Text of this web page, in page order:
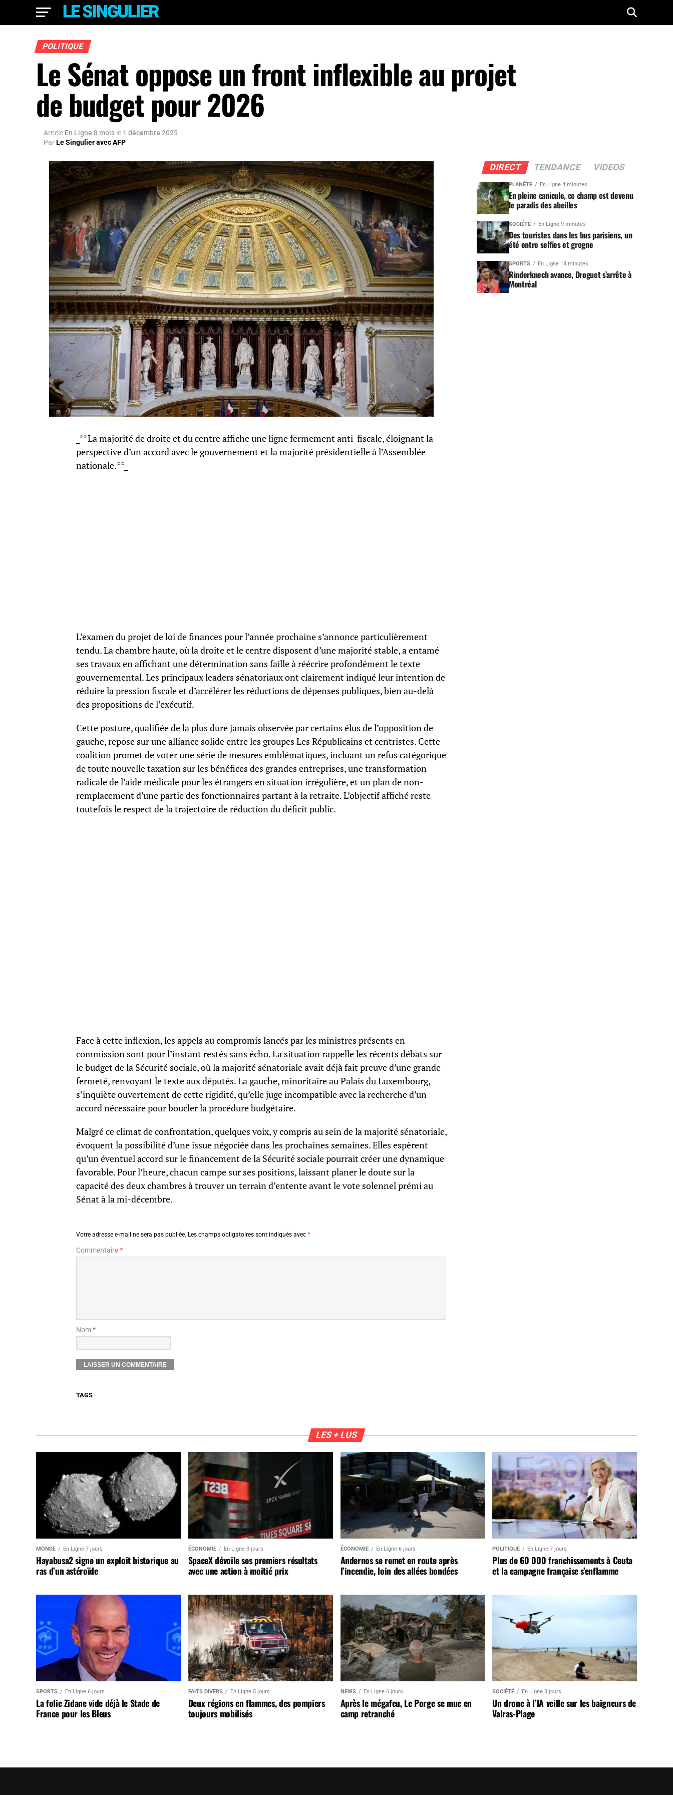
POLITIQUE
Le Sénat oppose un front inflexible au projet
de budget pour 2026
Article En Ligne 8 mois le 1 décembre 2025
ParLe Singulier avec AFP
_**La majorité de droite et du centre affiche une ligne fermement anti-fiscale, éloignant la
perspective d’un accord avec le gouvernement et la majorité présidentielle à l’Assemblée
nationale.**_
L’examen du projet de loi de finances pour l’année prochaine s’annonce particulièrement
tendu. La chambre haute, où la droite et le centre disposent d’une majorité stable, a entamé
ses travaux en affichant une détermination sans faille à réécrire profondément le texte
gouvernemental. Les principaux leaders sénatoriaux ont clairement indiqué leur intention de
réduire la pression fiscale et d’accélérer les réductions de dépenses publiques, bien au-delà
des propositions de l’exécutif.
Cette posture, qualifiée de la plus dure jamais observée par certains élus de l’opposition de
gauche, repose sur une alliance solide entre les groupes Les Républicains et centristes. Cette
coalition promet de voter une série de mesures emblématiques, incluant un refus catégorique
de toute nouvelle taxation sur les bénéfices des grandes entreprises, une transformation
radicale de l’aide médicale pour les étrangers en situation irrégulière, et un plan de non-
remplacement d’une partie des fonctionnaires partant à la retraite. L’objectif affiché reste
toutefois le respect de la trajectoire de réduction du déficit public.
Face à cette inflexion, les appels au compromis lancés par les ministres présents en
commission sont pour l’instant restés sans écho. La situation rappelle les récents débats sur
le budget de la Sécurité sociale, où la majorité sénatoriale avait déjà fait preuve d’une grande
fermeté, renvoyant le texte aux députés. La gauche, minoritaire au Palais du Luxembourg,
s’inquiète ouvertement de cette rigidité, qu’elle juge incompatible avec la recherche d’un
accord nécessaire pour boucler la procédure budgétaire.
Malgré ce climat de confrontation, quelques voix, y compris au sein de la majorité sénatoriale,
évoquent la possibilité d’une issue négociée dans les prochaines semaines. Elles espèrent
qu’un éventuel accord sur le financement de la Sécurité sociale pourrait créer une dynamique
favorable. Pour l’heure, chacun campe sur ses positions, laissant planer le doute sur la
capacité des deux chambres à trouver un terrain d’entente avant le vote solennel prémi au
Sénat à la mi-décembre.
Votre adresse e-mail ne sera pas publiée. Les champs obligatoires sont indiqués avec *
Commentaire*
Nom *
TAGS
DIRECT TENDANCE VIDEOS
PLANÈTE En Ligne 4 minutes
En pleine canicule, ce champ est devenu
le paradis des abeilles
SOCIÉTÉ En Ligne 9 minutes
Des touristes dans les bus parisiens, un
été entre selfies et grogne
SPORTS En Ligne 14 minutes
Rinderknech avance, Droguet s’arrête à
Montréal
LES + LUS
MONDE En Ligne 7 jours
Hayabusa2 signe un exploit historique au
ras d’un astéroïde
ÉCONOMIE En Ligne 3 jours
SpaceX dévoile ses premiers résultats
avec une action à moitié prix
ÉCONOMIE En Ligne 6 jours
Andernos se remet en route après
l’incendie, loin des allées bondées
POLITIQUE En Ligne 7 jours
Plus de 60 000 franchissements à Ceuta
et la campagne française s’enflamme
SPORTS En Ligne 6 jours
La folie Zidane vide déjà le Stade de
France pour les Bleus
FAITS DIVERS En Ligne 5 jours
Deux régions en flammes, des pompiers
toujours mobilisés
NEWS En Ligne 6 jours
Après le mégafeu, Le Porge se mue en
camp retranché
SOCIÉTÉ En Ligne 3 jours
Un drone à l’IA veille sur les baigneurs de
Valras-Plage